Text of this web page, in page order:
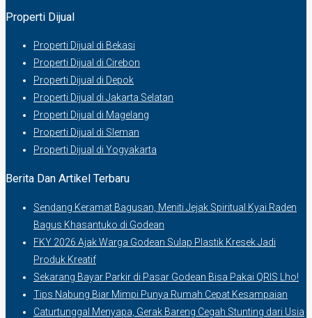
Properti Dijual
Properti Dijual di Bekasi
Properti Dijual di Cirebon
Properti Dijual di Depok
Properti Dijual di Jakarta Selatan
Properti Dijual di Magelang
Properti Dijual di Sleman
Properti Dijual di Yogyakarta
Berita Dan Artikel Terbaru
Sendang Keramat Bagusan, Meniti Jejak Spiritual Kyai Raden
Bagus Khasantuko di Godean
FKY 2026 Ajak Warga Godean Sulap Plastik Kresek Jadi
Produk Kreatif
Sekarang Bayar Parkir di Pasar Godean Bisa Pakai QRIS Lho!
Tips Nabung Biar Mimpi Punya Rumah Cepat Kesampaian
Caturtunggal Menyapa, Gerak Bareng Cegah Stunting dari Usia